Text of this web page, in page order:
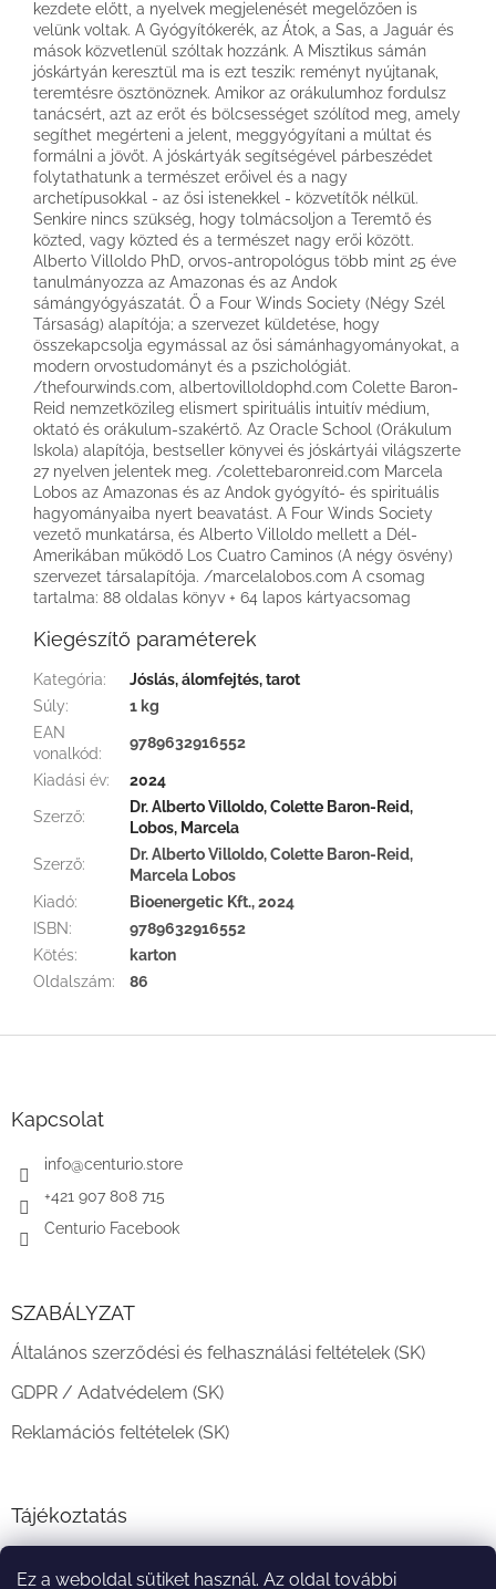
Ez a weboldal sütiket használ. Az oldal további
kezdete előtt, a nyelvek megjelenését megelőzően is
velünk voltak. A Gyógyítókerék, az Átok, a Sas, a Jaguár és
mások közvetlenül szóltak hozzánk. A Misztikus sámán
jóskártyán keresztül ma is ezt teszik: reményt nyújtanak,
teremtésre ösztönöznek. Amikor az orákulumhoz fordulsz
tanácsért, azt az erőt és bölcsességet szólítod meg, amely
segíthet megérteni a jelent, meggyógyítani a múltat és
formálni a jövőt. A jóskártyák segítségével párbeszédet
folytathatunk a természet erőivel és a nagy
archetípusokkal - az ősi istenekkel - közvetítők nélkül.
Senkire nincs szükség, hogy tolmácsoljon a Teremtő és
közted, vagy közted és a természet nagy erői között.
Alberto Villoldo PhD, orvos-antropológus több mint 25 éve
tanulmányozza az Amazonas és az Andok
sámángyógyászatát. Ő a Four Winds Society (Négy Szél
Társaság) alapítója; a szervezet küldetése, hogy
összekapcsolja egymással az ősi sámánhagyományokat, a
modern orvostudományt és a pszichológiát.
/thefourwinds.com, albertovilloldophd.com Colette Baron-
Reid nemzetközileg elismert spirituális intuitív médium,
oktató és orákulum-szakértő. Az Oracle School (Orákulum
Iskola) alapítója, bestseller könyvei és jóskártyái világszerte
27 nyelven jelentek meg. /colettebaronreid.com Marcela
Lobos az Amazonas és az Andok gyógyító- és spirituális
hagyományaiba nyert beavatást. A Four Winds Society
vezető munkatársa, és Alberto Villoldo mellett a Dél-
Amerikában működő Los Cuatro Caminos (A négy ösvény)
szervezet társalapítója. /marcelalobos.com A csomag
tartalma: 88 oldalas könyv + 64 lapos kártyacsomag
Kiegészítő paraméterek
Kategória:
Jóslás, álomfejtés, tarot
Súly:
1 kg
EAN
vonalkód:
9789632916552
Kiadási év: 2024
Szerző:
Dr. Alberto Villoldo, Colette Baron-Reid,
Lobos, Marcela
Szerző:
Dr. Alberto Villoldo, Colette Baron-Reid,
Marcela Lobos
Kiadó:
Bioenergetic Kft., 2024
ISBN:
9789632916552
Kötés:
karton
Oldalszám: 86
Kapcsolat
info@centurio.store
+421 907 808 715
Centurio Facebook
SZABÁLYZAT
Általános szerződési és felhasználási feltételek (SK)
GDPR / Adatvédelem (SK)
Reklamációs feltételek (SK)
Tájékoztatás